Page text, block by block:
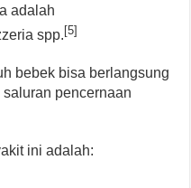
adalah
spp. [5]
bebek bisa berlangsung
pencernaan
ini adalah: